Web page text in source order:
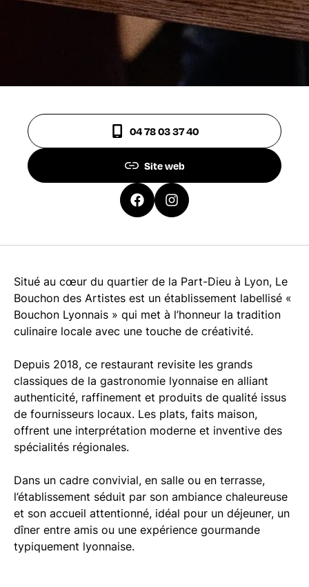
04 78 03 37 40
Site web
Situé au cœur du quartier de la Part-Dieu à Lyon, Le
Bouchon des Artistes est un établissement labellisé «
Bouchon Lyonnais » qui met à l’honneur la tradition
culinaire locale avec une touche de créativité.
Depuis 2018, ce restaurant revisite les grands
classiques de la gastronomie lyonnaise en alliant
authenticité, raffinement et produits de qualité issus
de fournisseurs locaux. Les plats, faits maison,
offrent une interprétation moderne et inventive des
spécialités régionales.
Dans un cadre convivial, en salle ou en terrasse,
l’établissement séduit par son ambiance chaleureuse
et son accueil attentionné, idéal pour un déjeuner, un
dîner entre amis ou une expérience gourmande
typiquement lyonnaise.